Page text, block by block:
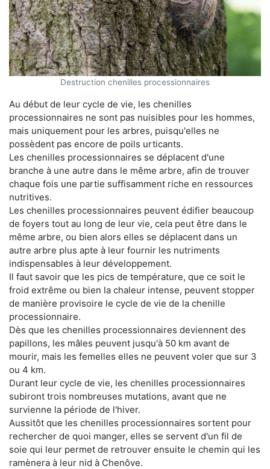
Destruction chenilles processionnaires
Au début de leur cycle de vie, les chenilles
processionnaires ne sont pas nuisibles pour les hommes,
mais uniquement pour les arbres, puisqu'elles ne
possèdent pas encore de poils urticants.
Les chenilles processionnaires se déplacent d'une
branche à une autre dans le même arbre, afin de trouver
chaque fois une partie suffisamment riche en ressources
nutritives.
Les chenilles processionnaires peuvent édifier beaucoup
de foyers tout au long de leur vie, cela peut être dans le
même arbre, ou bien alors elles se déplacent dans un
autre arbre plus apte à leur fournir les nutriments
indispensables à leur développement.
Il faut savoir que les pics de température, que ce soit le
froid extrême ou bien la chaleur intense, peuvent stopper
de manière provisoire le cycle de vie de la chenille
processionnaire.
Dès que les chenilles processionnaires deviennent des
papillons, les mâles peuvent jusqu'à 50 km avant de
mourir, mais les femelles elles ne peuvent voler que sur 3
ou 4 km.
Durant leur cycle de vie, les chenilles processionnaires
subiront trois nombreuses mutations, avant que ne
survienne la période de l'hiver.
Aussitôt que les chenilles processionnaires sortent pour
rechercher de quoi manger, elles se servent d'un fil de
soie qui leur permet de retrouver ensuite le chemin qui les
ramènera à leur nid à Chenôve.